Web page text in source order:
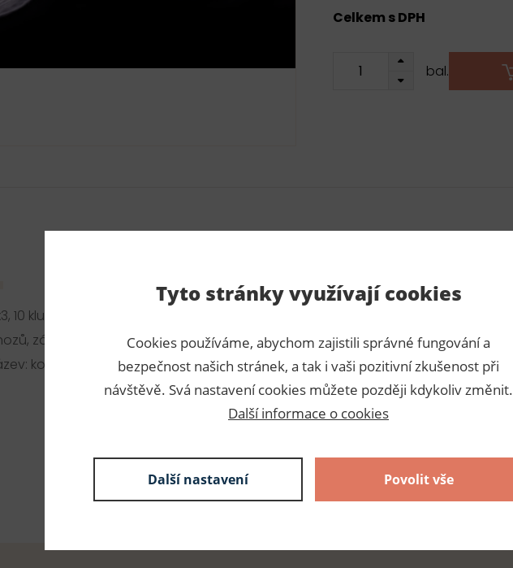
Celkem s DPH
bal.
10 klubek (20g-227m) v krabici. Příze jsou určeny
záclon, apod. Příze je také vhodná pro
kordonetka.
Výrobce
Dodavatel
Tyto stránky využívají cookies
Cookies používáme, abychom zajistili správné fungování a
bezpečnost našich stránek, a tak i vaši pozitivní zkušenost při
návštěvě. Svá nastavení cookies můžete později kdykoliv změnit.
Další informace o cookies
Další nastavení Povolit vše